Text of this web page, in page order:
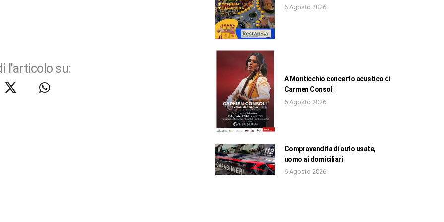
l'articolo su:
6 Agosto 2026
A Monticchio concerto acustico di
Carmen Consoli
6 Agosto 2026
Compravendita di auto usate,
uomo ai domiciliari
6 Agosto 2026